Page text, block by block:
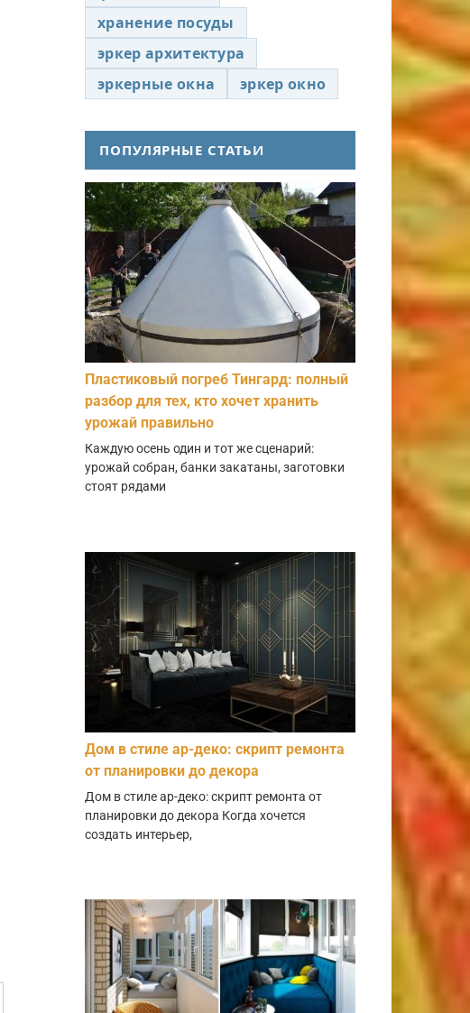
хранение посуды
эркер архитектура
эркерные окна
эркер окно
ПОПУЛЯРНЫЕ СТАТЬИ
Пластиковый погреб Тингард: полный
разбор для тех, кто хочет хранить
урожай правильно
Каждую осень один и тот же сценарий:
урожай собран, банки закатаны, заготовки
стоят рядами
Дом в стиле ар-деко: скрипт ремонта
от планировки до декора
Дом в стиле ар-деко: скрипт ремонта от
планировки до декора Когда хочется
создать интерьер,